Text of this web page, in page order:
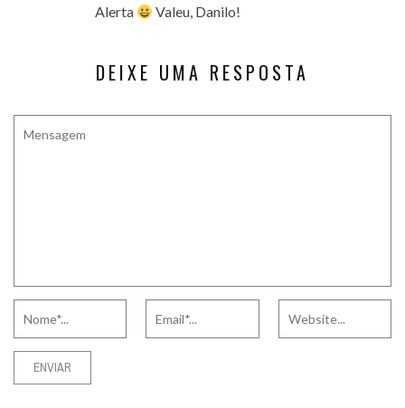
Alerta
Valeu, Danilo!
DEIXE UMA RESPOSTA